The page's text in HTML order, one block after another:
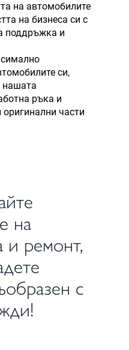
на автомобилите
на бизнеса си с
поддръжка и
си,
нашата
ръка и
оригинални части
на
и ремонт,
с